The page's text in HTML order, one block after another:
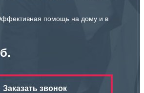
помощь на дому и в
Заказать звонок